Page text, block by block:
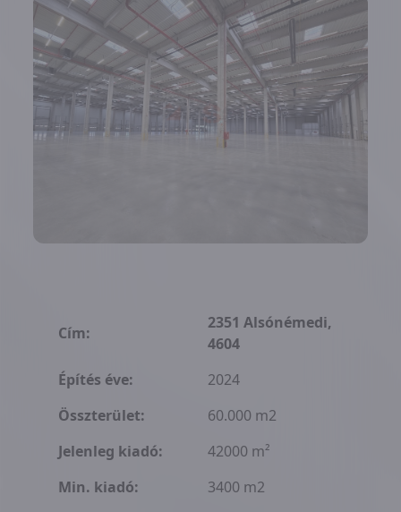
Cím:
2351 Alsónémedi,
4604
Építés éve:
2024
Összterület:
60.000 m2
Jelenleg kiadó:
42000 m²
Min. kiadó:
3400 m2